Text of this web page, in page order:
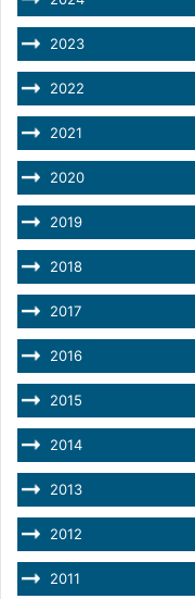
2023
2022
2021
2020
2019
2018
2017
2016
2015
2014
2013
2012
2011